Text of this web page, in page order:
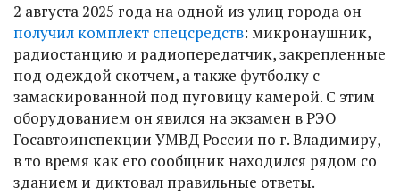
2 августа 2025 года на одной из улиц города он
получил комплект спецсредств: микронаушник,
радиостанцию и радиопередатчик, закрепленные
под одеждой скотчем, а также футболку с
замаскированной под пуговицу камерой. С этим
оборудованием он явился на экзамен в РЭО
Госавтоинспекции УМВД России по г. Владимиру,
в то время как его сообщник находился рядом со
зданием и диктовал правильные ответы.